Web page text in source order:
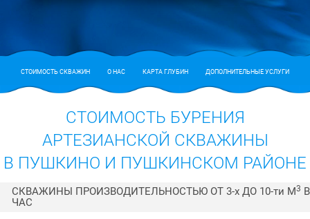
СТОИМОСТЬ СКВАЖИН О НАС КАРТА ГЛУБИН ДОПОЛНИТЕЛЬНЫЕ УСЛУГИ
СТОИМОСТЬ БУРЕНИЯ
АРТЕЗИАНСКОЙ СКВАЖИНЫ
В ПУШКИНО И ПУШКИНСКОМ РАЙОНЕ
СКВАЖИНЫ ПРОИЗВОДИТЕЛЬНОСТЬЮ ОТ 3-хДО 10-ти М3 В
ЧАС